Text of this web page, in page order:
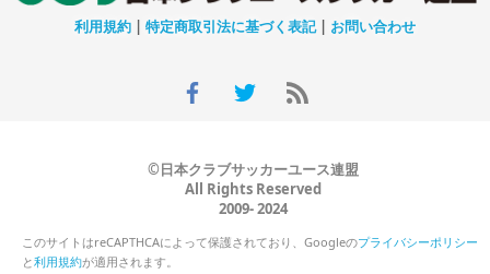
利用規約 | 特定商取引法に基づく表記| お問い合わせ
©日本クラブサッカーユース連盟
All Rights Reserved
2009- 2024
このサイトはreCAPTHCAによって保護されており、Googleのプライバシーポリシー
と利用規約が適用されます。